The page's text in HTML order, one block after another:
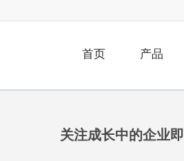
首页 产品
关注成长中的企业